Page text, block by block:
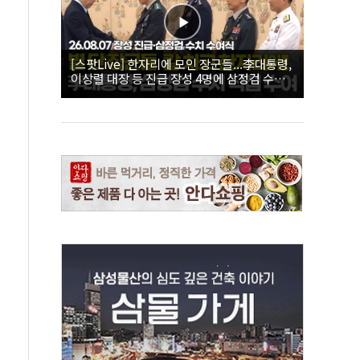
[스팟Live] 한자리에 모인 장군들...李대통령,
이상렬 대장 등 진급 장성 4명에 삼정검 수치
직접 수여｜26.08.07 장성 진급·삼정검 수치